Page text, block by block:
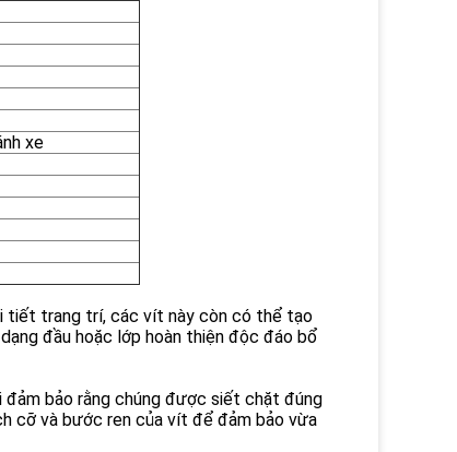
xe
tiết trang trí, các vít này còn có thể tạo
đầu hoặc lớp hoàn thiện độc đáo bổ
bảo rằng chúng được siết chặt đúng
cỡ và bước ren của vít để đảm bảo vừa